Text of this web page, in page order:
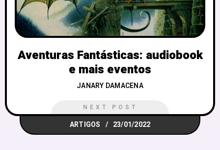
Aventuras Fantásticas: audiobook
e mais eventos
JANARY DAMACENA
NEXT POST
ARTIGOS 23/01/2022